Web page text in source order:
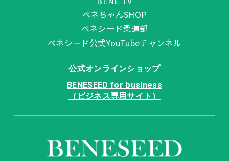
ベネちゃんSHOP
ベネシード柔道部
ベネシード公式YouTubeチャンネル
公式オンラインショップ
BENESEED for business
（ビジネス専用サイト）